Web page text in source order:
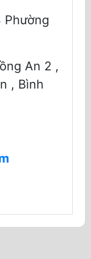
Phường
An 2 ,
, Bình